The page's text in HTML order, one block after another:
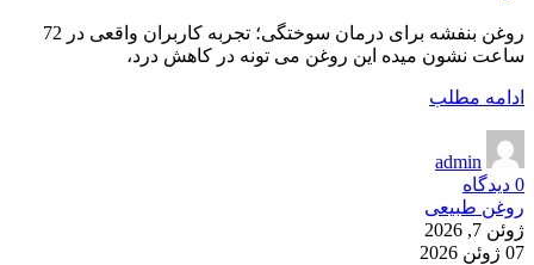
روغن بنفشه برای درمان سوختگی؛ تجربه کاربران واقعی در 72
ساعت نشون میده این روغن می تونه در کاهش درد،
ادامه مطلب
admin
0 دیدگاه
روغن طبیعی
ژوئن 7, 2026
07 ژوئن 2026